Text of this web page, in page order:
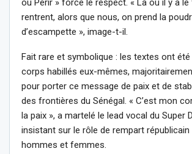
ou Périr » force le respect. « Là où il y a le
rentrent, alors que nous, on prend la
d’escampette », image-t-il.
Fait rare et symbolique : les textes ont
corps habillés eux-mêmes,
pour porter ce message de paix et de
des frontières du Sénégal. « C’est mon
la paix », a martelé le lead vocal du Super
insistant sur le rôle de rempart
hommes et femmes.